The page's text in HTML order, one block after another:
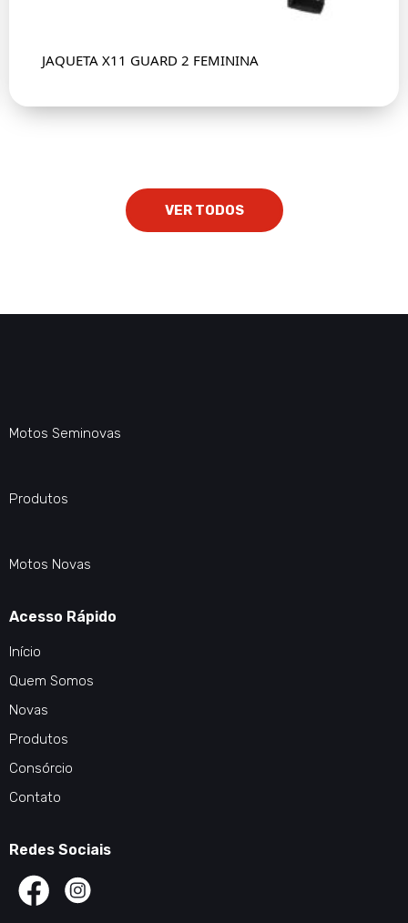
JAQUETA X11 GUARD 2 FEMININA
VER TODOS
Motos Seminovas
Produtos
Motos Novas
Acesso Rápido
Início
Quem Somos
Novas
Produtos
Consórcio
Contato
Redes Sociais